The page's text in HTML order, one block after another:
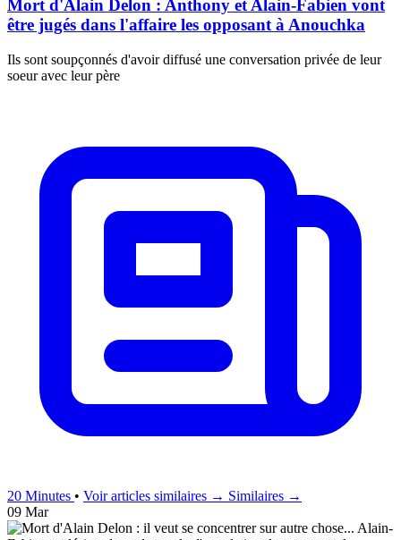
Mort d'Alain Delon : Anthony et Alain-Fabien vont
être jugés dans l'affaire les opposant à Anouchka
Ils sont soupçonnés d'avoir diffusé une conversation privée de leur
soeur avec leur père
20 Minutes • Voir articles similaires → Similaires →
09 Mar